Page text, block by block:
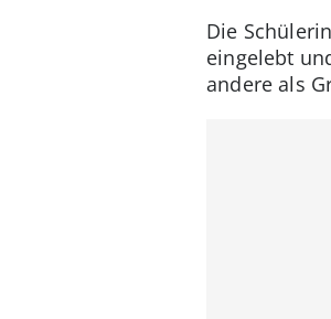
Die
eingelebt
andere als